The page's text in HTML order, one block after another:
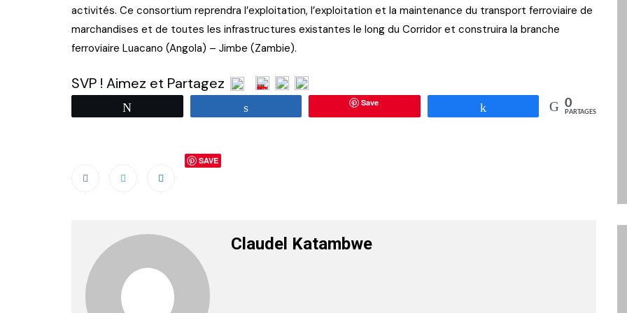
activités. Ce consortium reprendra l’exploitation, l’exploitation et la maintenance du transport ferroviaire de
marchandises et de toutes les infrastructures existantes le long du Corridor et construira la branche
ferroviaire Luacano (Angola) – Jimbe (Zambie).
SVP ! Aimez et Partagez
Save 0
PARTAGES
SAVE
Claudel Katambwe